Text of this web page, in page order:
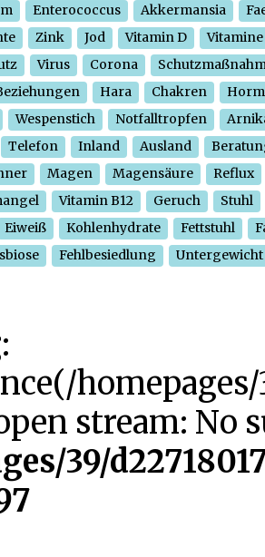
Enterococcus Akkermansia
Zink Jod Vitamin D
Vitamine
Virus Corona
Hara Chakren
Wespenstich Notfalltropfen
Telefon Inland Ausland
Magen Magensäure
Reflux
Vitamin B12 Geruch
Stuhl
Eiweiß Kohlenhydrate Fettstuhl
Fehlbesiedlung Untergewicht
:
stream: No
39/